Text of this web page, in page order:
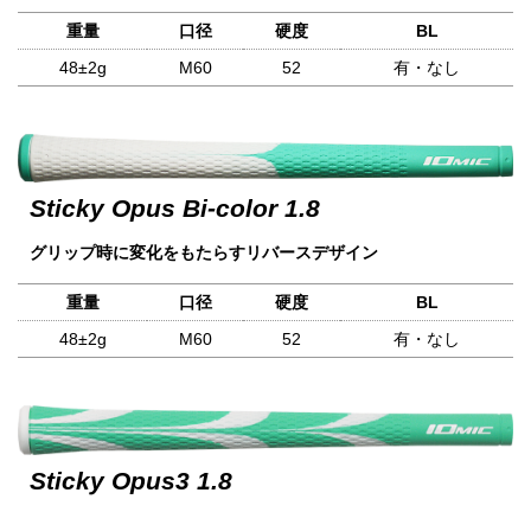
重量 口径 硬度
BL
48±2g
M60 52 有・なし
Sticky Opus Bi-color 1.8
グリップ時に変化をもたらすリバースデザイン
重量 口径 硬度
BL
48±2g
M60 52 有・なし
Sticky Opus3 1.8